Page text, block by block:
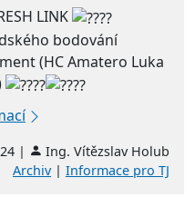
LINK
bodování
(HC Amatero Luka
|
Ing. Vítězslav Holub
Archiv| Informace pro TJ